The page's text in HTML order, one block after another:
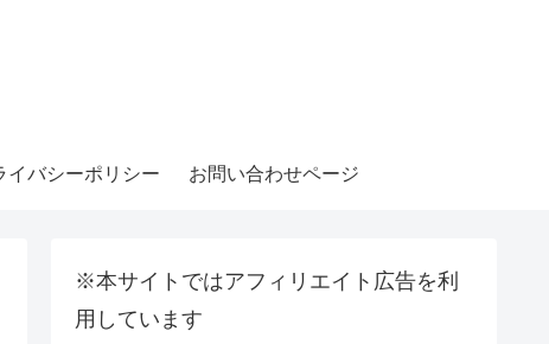
イバシーポリシー お問い合わせページ
※本サイトではアフィリエイト広告を利
用しています